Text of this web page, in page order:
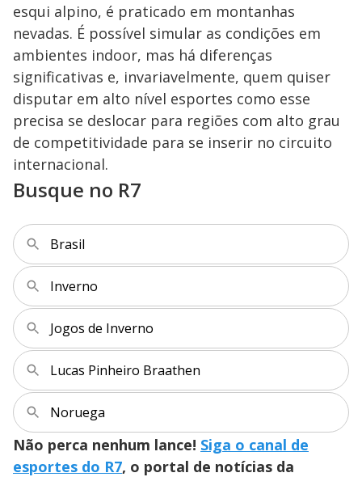
esqui alpino, é praticado em montanhas
nevadas. É possível simular as condições em
ambientes indoor, mas há diferenças
significativas e, invariavelmente, quem quiser
disputar em alto nível esportes como esse
precisa se deslocar para regiões com alto grau
de competitividade para se inserir no circuito
internacional.
Busque no R7
Brasil
Inverno
Jogos de Inverno
Lucas Pinheiro Braathen
Noruega
Não perca nenhum lance! Siga o canal de
esportes do R7, o portal de notícias da